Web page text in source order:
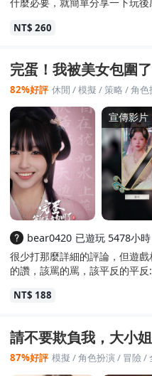
一步 ，特別又連結到製作團隊
演員間存在著差距，但整體來
色及演員的演技，很多表情細
最高的，但我認為是裡面最活靈
學，但劇情分支真的太多，要
真結局，不過好消息是全成就
來說建議對真人互動影像遊戲
NT$ 260
完蛋！我被美女包圍
82%好評 休閒 /模擬 /策略 /角色
宣傳影片
bear0420 已遊玩 5478小時
很少打那麼詳細的評論，但遊
的讚，該罵的罵，該平反的平
2. 編劇功力很高(特指原劇本)，
品的劇情而言)好非常多了，劇
感了 4. UI整體用著還是很舒服
了怎麼也比沒有好 說說不足之
NT$ 188
請不要欺負我，大小姐
87%好評 模擬 /角色扮演/ 冒險 /